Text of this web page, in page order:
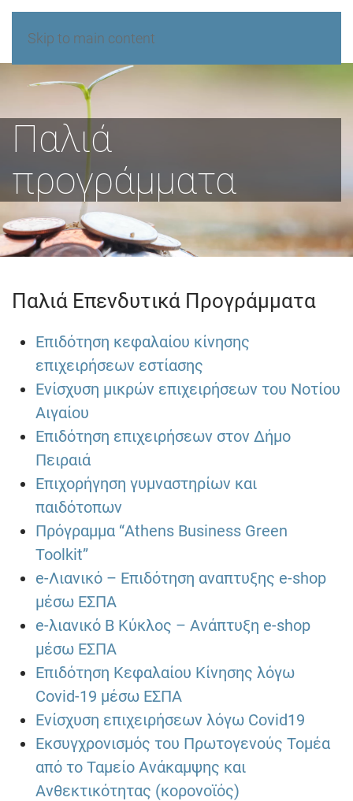
Skip to main content
Παλιά
προγράμματα
Παλιά Επενδυτικά Προγράμματα
Επιδότηση κεφαλαίου κίνησης
επιχειρήσεων εστίασης
Ενίσχυση μικρών επιχειρήσεων του Νοτίου
Αιγαίου
Επιδότηση επιχειρήσεων στον Δήμο
Πειραιά
Επιχορήγηση γυμναστηρίων και
παιδότοπων
Πρόγραμμα “Athens Business Green
Toolkit”
e-Λιανικό – Επιδότηση αναπτυξης e-shop
μέσω ΕΣΠΑ
e-λιανικό Β Κύκλος – Ανάπτυξη e-shop
μέσω ΕΣΠΑ
Επιδότηση Κεφαλαίου Κίνησης λόγω
Covid-19 μέσω ΕΣΠΑ
Ενίσχυση επιχειρήσεων λόγω Covid19
Εκσυγχρονισμός του Πρωτογενούς Τομέα
από το Ταμείο Ανάκαμψης και
Ανθεκτικότητας (κορονοϊός)